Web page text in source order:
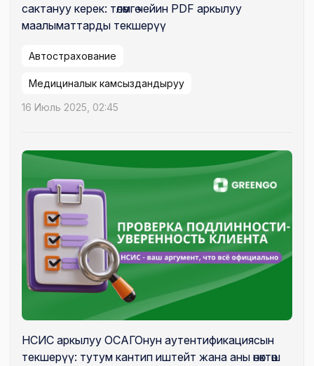
сактануу керек: төлөмгө чейин PDF аркылуу
маалыматтарды текшерүү
Автострахование
Медициналык камсыздандыруу
16 Июль 2025, 02:45
НСИС аркылуу ОСАГОнун аутентификациясын
текшерүү: тутум кантип иштейт жана аны өнөктөш